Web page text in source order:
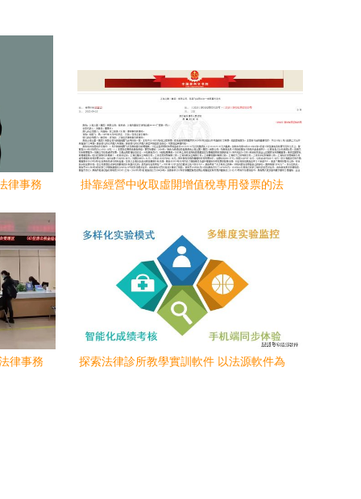
律事務
掛靠經營中收取虛開增值稅專用發票的法
律事務
探索法律診所教學實訓軟件 以法源軟件為